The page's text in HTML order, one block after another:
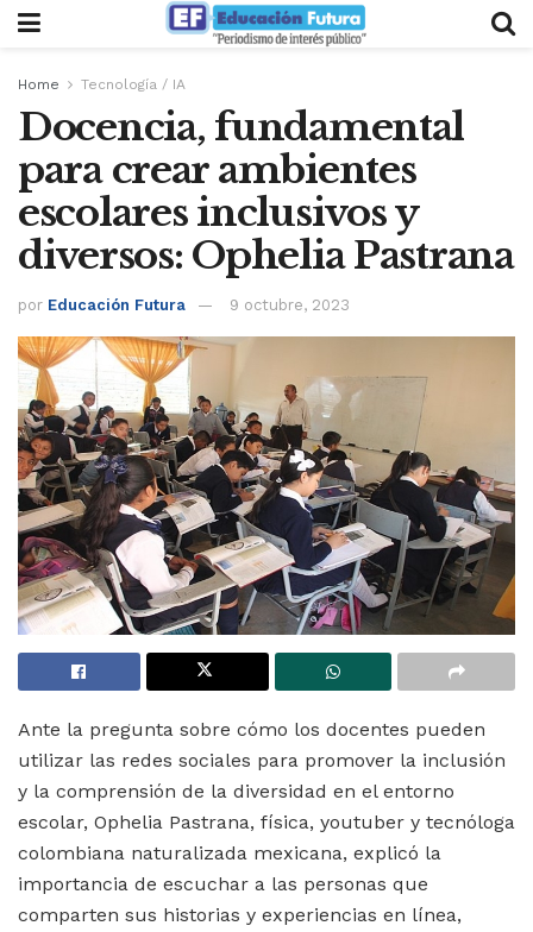
Home Tecnología / IA
Docencia, fundamental
para crear ambientes
escolares inclusivos y
diversos: Ophelia Pastrana
por Educación Futura 9 octubre, 2023
Ante la pregunta sobre cómo los docentes pueden
utilizar las redes sociales para promover la inclusión
y la comprensión de la diversidad en el entorno
escolar, Ophelia Pastrana, física, youtuber y tecnóloga
colombiana naturalizada mexicana, explicó la
importancia de escuchar a las personas que
comparten sus historias y experiencias en línea,